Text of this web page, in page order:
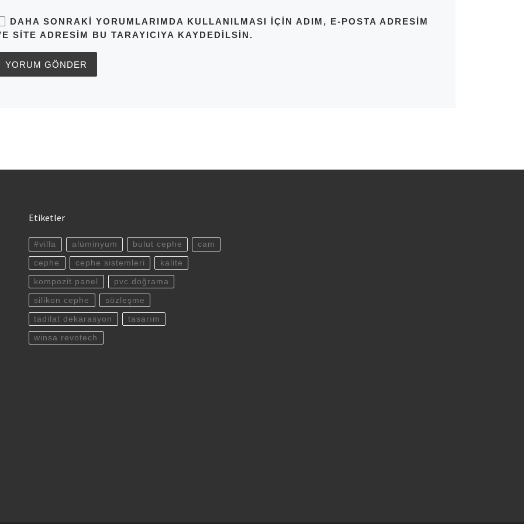
DAHA SONRAKI YORUMLARIMDA KULLANILMASI IÇIN ADIM, E-POSTA ADRESIM
SITE ADRESIM BU TARAYICIYA KAYDEDILSIN.
Etiketler
#villa alüminyum bulut cephe cam
cephe cephe sistemleri kalite
kompozit panel pvc doğrama
silikon cephe sözleşme
tadilat dekarasyon tasarım
winsa revotech